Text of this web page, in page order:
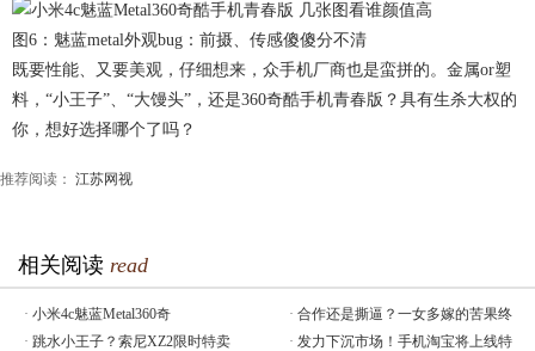
图6：魅蓝metal外观bug：前摄、传感傻傻分不清
既要性能、又要美观，仔细想来，众手机厂商也是蛮拼的。金属or塑
料，“小王子”、“大馒头”，还是360奇酷手机青春版？具有生杀大权的
你，想好选择哪个了吗？
推荐阅读： 江苏网视
相关阅读 read
· 小米4c魅蓝Metal360奇 · 合作还是撕逼？一女多嫁的苦果终
· 跳水小王子？索尼XZ2限时特卖 · 发力下沉市场！手机淘宝将上线特